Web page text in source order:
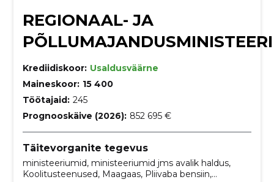
REGIONAAL- JA
Krediidiskoor: Usaldusväärne
Maineskoor: 15 400
Töötajaid: 245
Prognooskäive (2026): 852 695 €
Täitevorganite tegevus
ministeeriumid, ministeeriumid jms avalik haldus,
Koolitusteenused, Maagaas, Pliivaba bensiin,